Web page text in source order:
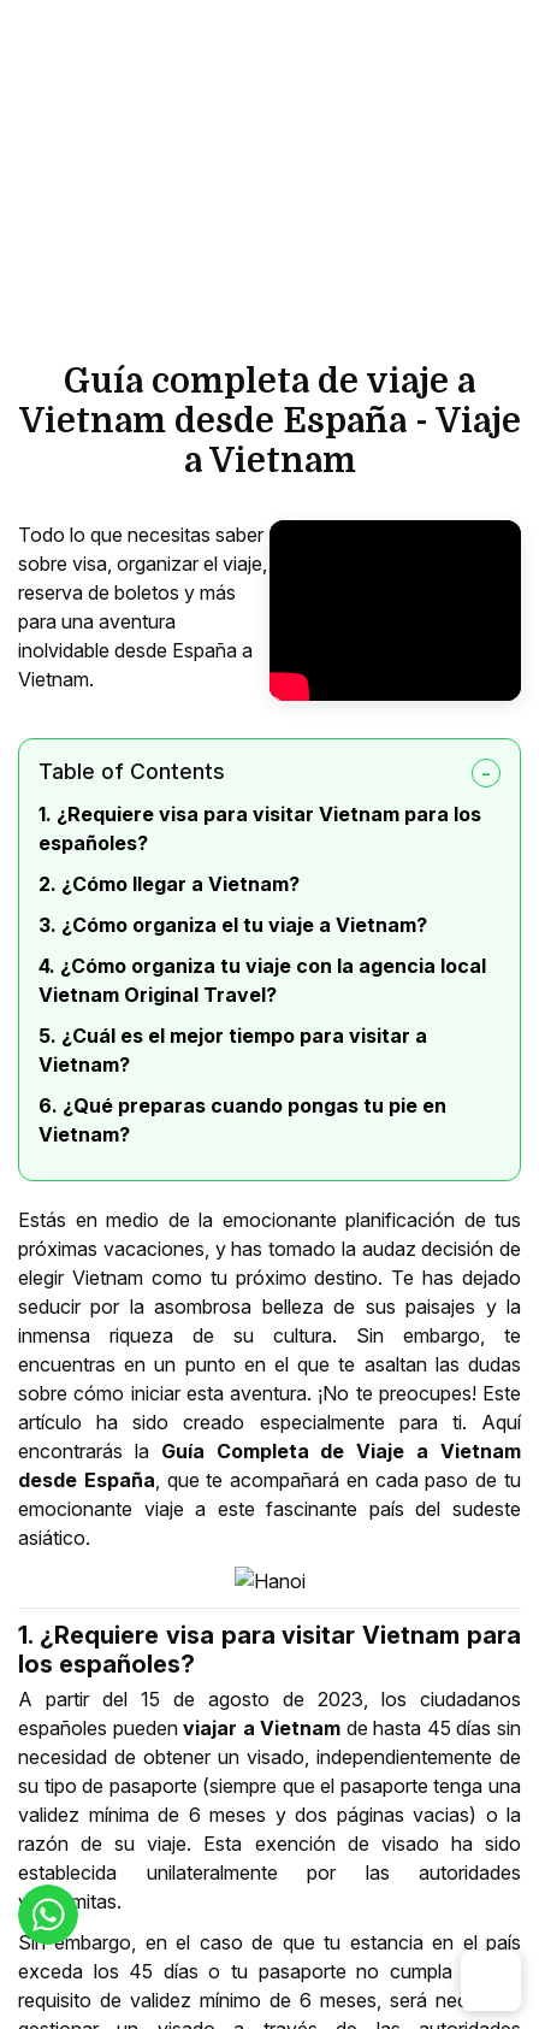
Guía completa de viaje a
Vietnam desde España - Viaje
a Vietnam
Todo lo que necesitas saber
sobre visa, organizar el viaje,
reserva de boletos y más
para una aventura
inolvidable desde España a
Vietnam.
Table of Contents
1. ¿Requiere visa para visitar Vietnam para los
españoles?
2. ¿Cómo llegar a Vietnam?
3. ¿Cómo organiza el tu viaje a Vietnam?
4. ¿Cómo organiza tu viaje con la agencia local
Vietnam Original Travel?
5. ¿Cuál es el mejor tiempo para visitar a
Vietnam?
6. ¿Qué preparas cuando pongas tu pie en
Vietnam?
Estás en medio de la emocionante planificación de tus
próximas vacaciones, y has tomado la audaz decisión de
elegir Vietnam como tu próximo destino. Te has dejado
seducir por la asombrosa belleza de sus paisajes y la
inmensa riqueza de su cultura. Sin embargo, te
encuentras en un punto en el que te asaltan las dudas
sobre cómo iniciar esta aventura. ¡No te preocupes! Este
artículo ha sido creado especialmente para ti. Aquí
encontrarás la Guía Completa de Viaje a Vietnam
desde España, que te acompañará en cada paso de tu
emocionante viaje a este fascinante país del sudeste
asiático.
1. ¿Requiere visa para visitar Vietnam para
los españoles?
A partir del 15 de agosto de 2023, los ciudadanos
españoles puedenviajar a Vietnam de hasta 45 días sin
necesidad de obtener un visado, independientemente de
su tipo de pasaporte (siempre que el pasaporte tenga una
validez mínima de 6 meses y dos páginas vacias) o la
razón de su viaje. Esta exención de visado ha sido
establecida unilateralmente por las autoridades
vietnamitas.
Sin embargo, en el caso de que tu estancia en el país
exceda los 45 días o tu pasaporte no cumpla con el
requisito de validez mínimo de 6 meses, será necesario